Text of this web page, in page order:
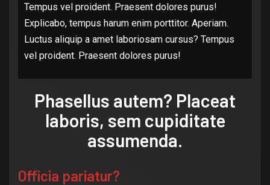
Tempus vel proident. Praesent dolores purus!
Explicabo, tempus harum enim porttitor. Aperiam.
Luctus aliquip a amet laboriosam cursus? Tempus
vel proident. Praesent dolores purus!
Phasellus autem? Placeat
laboris, sem cupiditate
assumenda.
Officia pariatur?